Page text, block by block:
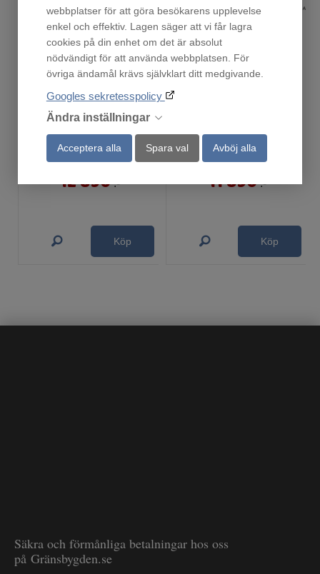
webbplatser för att göra besökarens upplevelse
enkel och effektiv. Lagen säger att vi får lagra
cookies på din enhet om det är absolut
nödvändigt för att använda webbplatsen. För
övriga ändamål krävs självklart ditt medgivande.
Googles sekretesspolicy
Ändra inställningar
Acceptera alla Spara val Avböj alla
A48W VALNÖT
Fåtal i lager!
12 890 :-
Köp
A48W SVARTA
Fåtal i lager!
11 890 :-
Köp
Säkra och förmånliga betalningar hos oss
på Gränsbygden.se